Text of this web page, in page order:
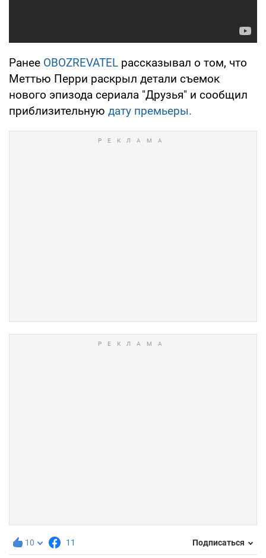
Ранее OBOZREVATEL рассказывал о том, что
Меттью Перри раскрыл детали съемок
нового эпизода сериала "Друзья" и сообщил
приблизительную дату премьеры.
10 11 Подписаться